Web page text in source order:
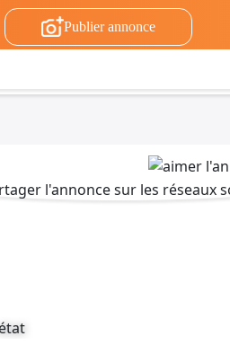
Publier annonce